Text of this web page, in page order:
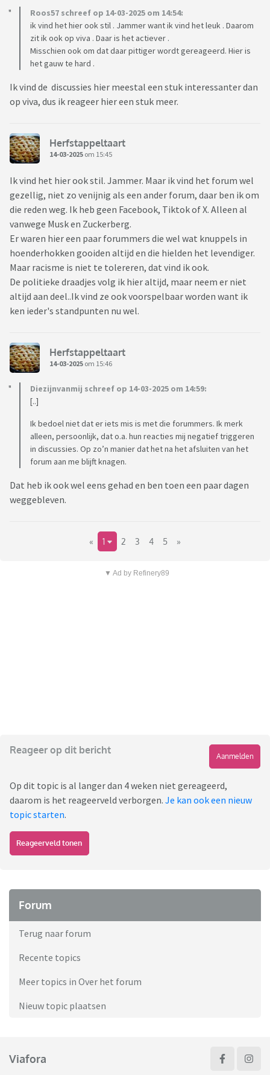
Roos57 schreef op 14-03-2025 om 14:54:
ik vind het hier ook stil . Jammer want ik vind het leuk . Daarom
zit ik ook op viva . Daar is het actiever .
Misschien ook om dat daar pittiger wordt gereageerd. Hier is
het gauw te hard .
Ik vind de discussies hier meestal een stuk interessanter dan
op viva, dus ik reageer hier een stuk meer.
Herfstappeltaart
14-03-2025 om 15:45
Ik vind het hier ook stil. Jammer. Maar ik vind het forum wel
gezellig, niet zo venijnig als een ander forum, daar ben ik om
die reden weg. Ik heb geen Facebook, Tiktok of X. Alleen al
vanwege Musk en Zuckerberg.
Er waren hier een paar forummers die wel wat knuppels in
hoenderhokken gooiden altijd en die hielden het levendiger.
Maar racisme is niet te tolereren, dat vind ik ook.
De politieke draadjes volg ik hier altijd, maar neem er niet
altijd aan deel..Ik vind ze ook voorspelbaar worden want ik
ken ieder's standpunten nu wel.
Herfstappeltaart
14-03-2025 om 15:46
Diezijnvanmij schreef op 14-03-2025 om 14:59:
[..]
Ik bedoel niet dat er iets mis is met die forummers. Ik merk
alleen, persoonlijk, dat o.a. hun reacties mij negatief triggeren
in discussies. Op zo’n manier dat het na het afsluiten van het
forum aan me blijft knagen.
Dat heb ik ook wel eens gehad en ben toen een paar dagen
weggebleven.
« 1 2 3 4 5 »
▼ Ad by Refinery89
Reageer op dit bericht
Aanmelden
Op dit topic is al langer dan 4 weken niet gereageerd,
daarom is het reageerveld verborgen. Je kan ook een nieuw
topic starten.
Reageerveld tonen
Forum
Terug naar forum
Recente topics
Meer topics in Over het forum
Nieuw topic plaatsen
Viafora